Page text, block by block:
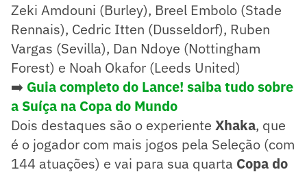
Zeki Amdouni (Burley), Breel Embolo (Stade
Rennais), Cedric Itten (Dusseldorf), Ruben
Vargas (Sevilla), Dan Ndoye (Nottingham
Forest) e Noah Okafor (Leeds United)
➡️ Guia completo do Lance! saiba tudo sobre
a Suíça na Copa do Mundo
Dois destaques são o experiente Xhaka, que
é o jogador com mais jogos pela Seleção (com
144 atuações) e vai para sua quarta Copa do